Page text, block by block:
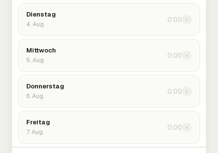
Dienstag
4. Aug.
0:00 ›
Mittwoch
5. Aug.
0:00 ›
Donnerstag
6. Aug.
0:00 ›
Freitag
7. Aug.
0:00 ›